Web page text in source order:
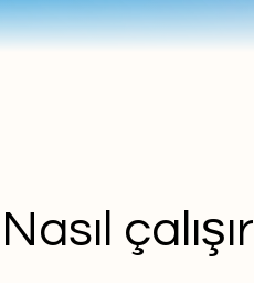
Nasıl çalışır